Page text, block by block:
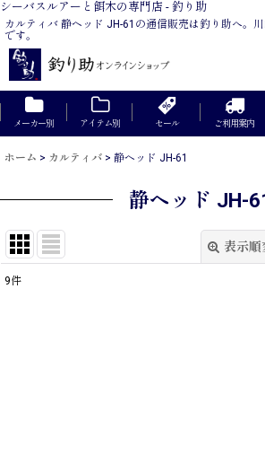
シーバスルアーと餌木の専門店 - 釣り助
カルティバ 静ヘッド JH-61の通信販売は釣り助へ。
です。
メーカー別 アイテム別 セール ご利用案内
ホーム > カルティバ > 静ヘッド JH-61
静ヘッド JH-
表示順
9件